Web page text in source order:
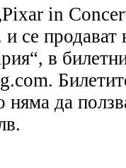
in
се продават
в
няма да